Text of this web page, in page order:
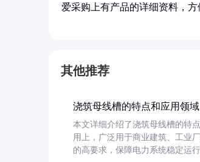
爱采购上有产品的详细资料，
其他推荐
浇筑母线槽的特点和应用领域
本文详细介绍了浇筑母线槽的特
用上，广泛用于商业建筑、工业
的高要求，保障电力系统稳定运行